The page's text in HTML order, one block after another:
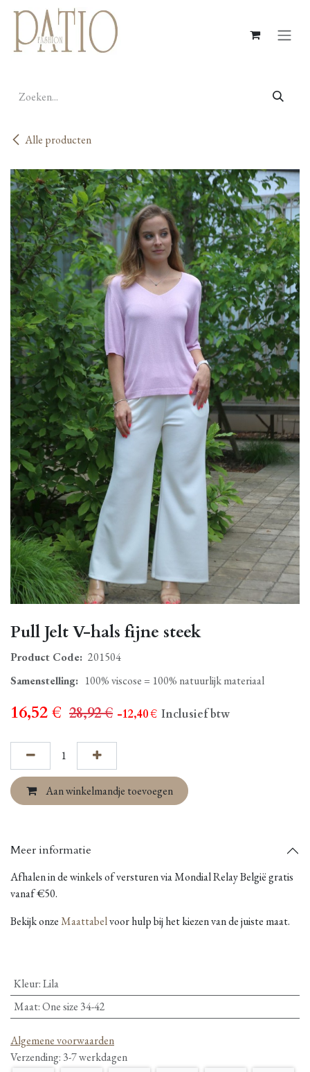
Overslaan naar inhoud
Alle producten
Pull Jelt V-hals fijne steek
Product Code: 201504
Samenstelling: 100% viscose = 100% natuurlijk materiaal
16,52€ 28,92€ - 12,40€ Inclusief btw
Aan winkelmandje toevoegen
Meer informatie
Afhalen in de winkels of versturen via Mondial Relay België gratis
vanaf €50.
Bekijk onzeMaattabelvoor hulp bij het kiezen van de juiste maat.
Kleur:Lila
Maat:One size 34-42
Algemene voorwaarden
Verzending: 3-7 werkdagen